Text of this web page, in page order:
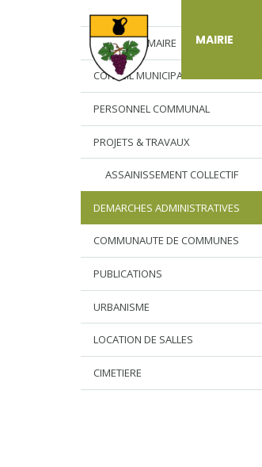
MAIRIE
L’EDITO DU MAIRE
CONSEIL MUNICIPAL
PERSONNEL COMMUNAL
PROJETS & TRAVAUX
ASSAINISSEMENT COLLECTIF
DEMARCHES ADMINISTRATIVES
COMMUNAUTE DE COMMUNES
PUBLICATIONS
URBANISME
LOCATION DE SALLES
CIMETIERE